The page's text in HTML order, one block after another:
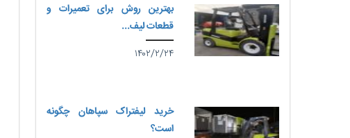
بهترین روش برای تعمیرات و
قطعات لیف...
۱۴۰۲/۲/۲۴
خرید لیفتراک سپاهان چگونه
است؟